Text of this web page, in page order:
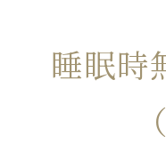
睡眠時